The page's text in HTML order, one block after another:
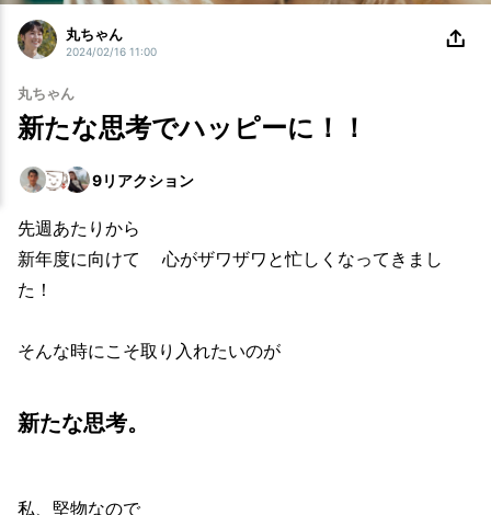
丸ちゃん
2024/02/16 11:00
丸ちゃん
新たな思考でハッピーに！！
9リアクション
先週あたりから
新年度に向けて 心がザワザワと忙しくなってきまし
た！
そんな時にこそ取り入れたいのが
新たな思考。
私、堅物なので